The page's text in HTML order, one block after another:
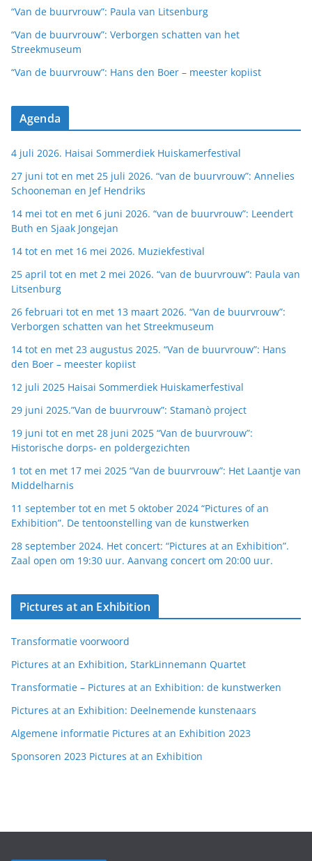
“Van de buurvrouw”: Paula van Litsenburg
“Van de buurvrouw”: Verborgen schatten van het
Streekmuseum
“Van de buurvrouw”: Hans den Boer – meester kopiist
Agenda
4 juli 2026. Haisai Sommerdiek Huiskamerfestival
27 juni tot en met 25 juli 2026. “van de buurvrouw”: Annelies
Schooneman en Jef Hendriks
14 mei tot en met 6 juni 2026. “van de buurvrouw”: Leendert
Buth en Sjaak Jongejan
14 tot en met 16 mei 2026. Muziekfestival
25 april tot en met 2 mei 2026. “van de buurvrouw”: Paula van
Litsenburg
26 februari tot en met 13 maart 2026. “Van de buurvrouw”:
Verborgen schatten van het Streekmuseum
14 tot en met 23 augustus 2025. “Van de buurvrouw”: Hans
den Boer – meester kopiist
12 juli 2025 Haisai Sommerdiek Huiskamerfestival
29 juni 2025.”Van de buurvrouw”: Stamanò project
19 juni tot en met 28 juni 2025 “Van de buurvrouw”:
Historische dorps- en poldergezichten
1 tot en met 17 mei 2025 “Van de buurvrouw”: Het Laantje van
Middelharnis
11 september tot en met 5 oktober 2024 “Pictures of an
Exhibition”. De tentoonstelling van de kunstwerken
28 september 2024. Het concert: “Pictures at an Exhibition”.
Zaal open om 19:30 uur. Aanvang concert om 20:00 uur.
Pictures at an Exhibition
Transformatie voorwoord
Pictures at an Exhibition, StarkLinnemann Quartet
Transformatie – Pictures at an Exhibition: de kunstwerken
Pictures at an Exhibition: Deelnemende kunstenaars
Algemene informatie Pictures at an Exhibition 2023
Sponsoren 2023 Pictures at an Exhibition